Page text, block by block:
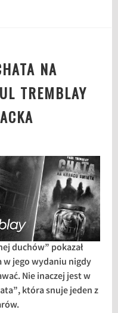
NA
TREMBLAY
duchów” pokazał
w jego wydaniu nigdy
Nie inaczej jest w
która snuje jeden z